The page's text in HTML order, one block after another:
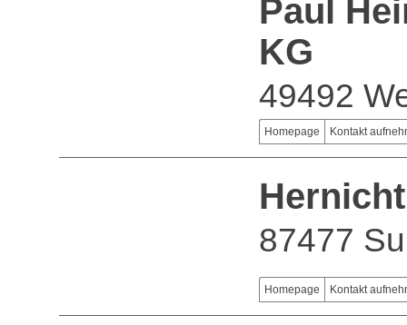
Paul
KG
49492
Homepage Kontakt
87477
Homepage Kontakt